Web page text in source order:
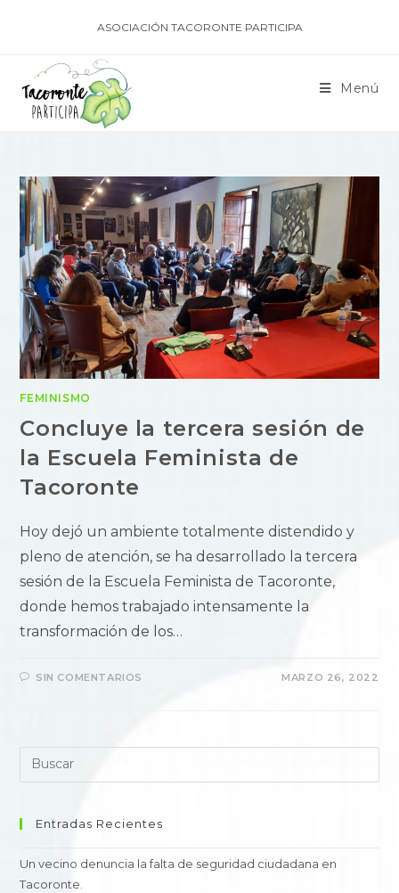
ASOCIACIÓN TACORONTE PARTICIPA
Menú
FEMINISMO
Concluye la tercera sesión de
la Escuela Feminista de
Tacoronte
Hoy dejó un ambiente totalmente distendido y
pleno de atención, se ha desarrollado la tercera
sesión de la Escuela Feminista de Tacoronte,
donde hemos trabajado intensamente la
transformación de los…
SIN COMENTARIOS MARZO 26, 2022
Entradas Recientes
Un vecino denuncia la falta de seguridad ciudadana en
Tacoronte.